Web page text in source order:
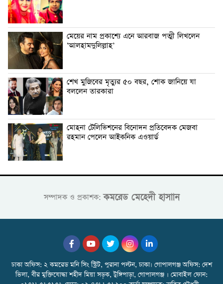
মেয়ের নাম প্রকাশ্যে এনে আরবাজ পত্মী লিখলেন
‘আলহামদুলিল্লাহ’
শেখ মুজিবের মৃত্যুর ৫০ বছর, শোক জানিয়ে যা
বললেন তারকারা
মোহনা টেলিভিশনের বিনোদন প্রতিবেদক মেজবা
রহমান পেলেন আইকনিক এওয়ার্ড
সম্পাদক ও প্রকাশক:কমরেড মেহেদী হাসাান
ঢাকা অফিস: ২ কমরেড মনি সিং স্ট্রিট, পুরানা পল্টন, ঢাকা। গোপালগঞ্জ অফিস: দেশ
ভিলা, বীর মুক্তিযোদ্ধা শহীদ মিয়া সড়ক, টুঙ্গিপাড়া, গোপালগঞ্জ । মোবাইল ফোন: